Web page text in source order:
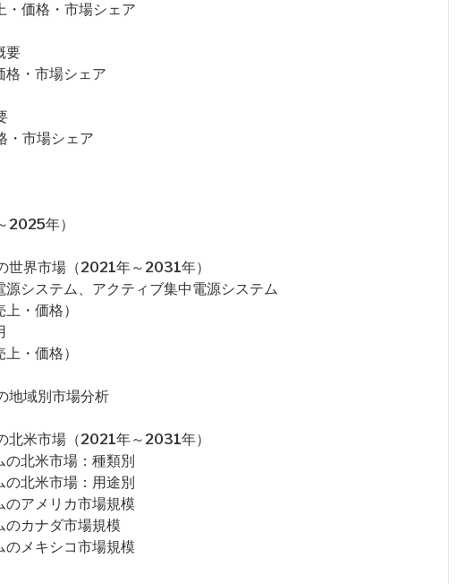
価格・市場シェア
要
・市場シェア
・市場シェア
2025年）
世界市場（2021年～2031年）
システム、アクティブ集中電源システム
・価格）
・価格）
地域別市場分析
北米市場（2021年～2031年）
の北米市場：種類別
の北米市場：用途別
のアメリカ市場規模
のカナダ市場規模
のメキシコ市場規模